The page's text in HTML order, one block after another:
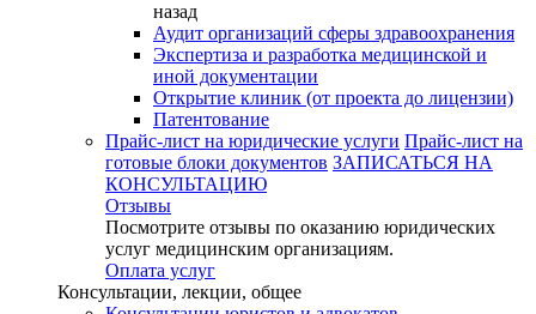
назад
Аудит организаций сферы здравоохранения
Экспертиза и разработка медицинской и
иной документации
Открытие клиник (от проекта до лицензии)
Патентование
Прайс-лист на юридические услуги Прайс-лист на
готовые блоки документов ЗАПИСАТЬСЯ НА
КОНСУЛЬТАЦИЮ
Отзывы
Посмотрите отзывы по оказанию юридических
услуг медицинским организациям.
Оплата услуг
Консультации, лекции, общее